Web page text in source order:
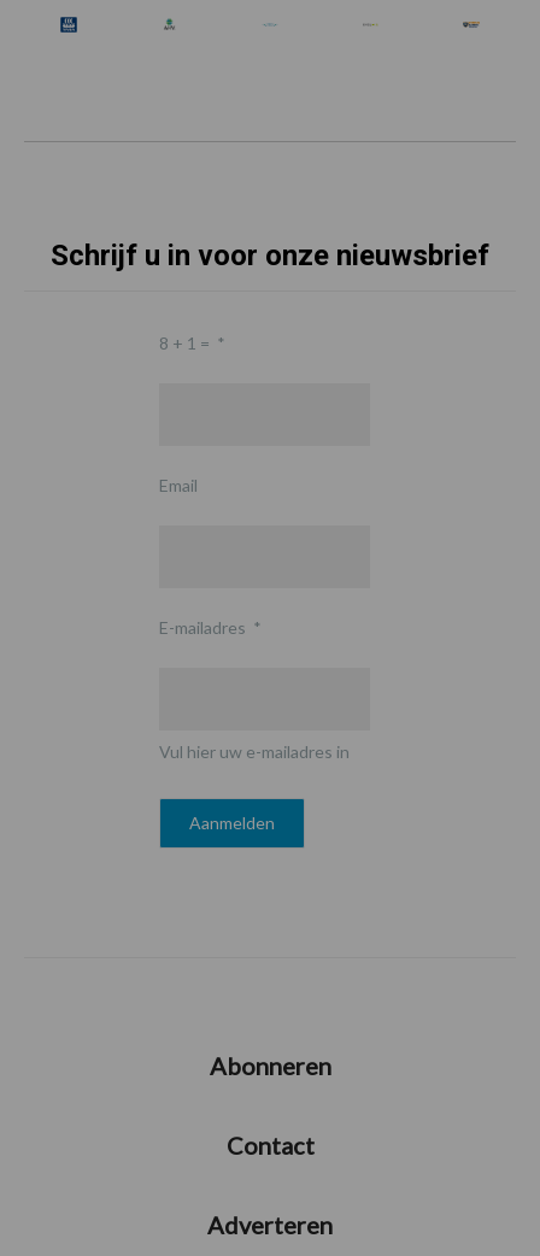
Schrijf u in voor onze nieuwsbrief
8 + 1 = *
Email
E-mailadres *
Vul hier uw e-mailadres in
Abonneren
Contact
Adverteren